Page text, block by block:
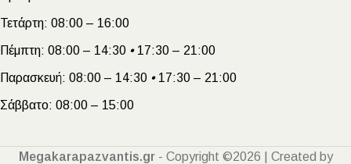
Τετάρτη: 08:00 – 16:00
Πέμπτη: 08:00 – 14:30 •17:30 – 21:00
Παρασκευή: 08:00 – 14:30 •17:30 – 21:00
Σάββατο: 08:00 – 15:00
Megakarapazvantis.gr- Copyright ©2026 | Created by